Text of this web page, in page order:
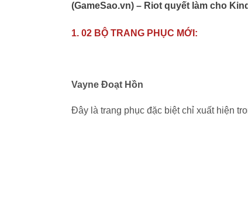
(GameSao.vn) – Riot quyết làm cho
1. 02 BỘ TRANG PHỤC MỚI:
Vayne Đoạt Hồn
Đây là trang phục đặc biệt chỉ xuất hiện